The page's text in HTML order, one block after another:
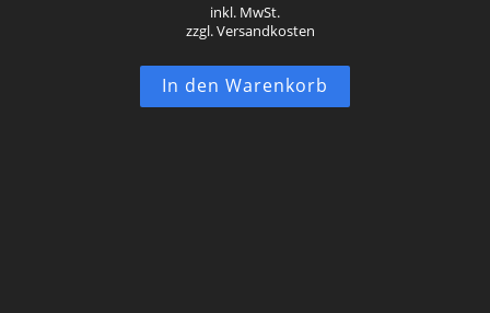
inkl. MwSt.
zzgl. Versandkosten
In den Warenkorb